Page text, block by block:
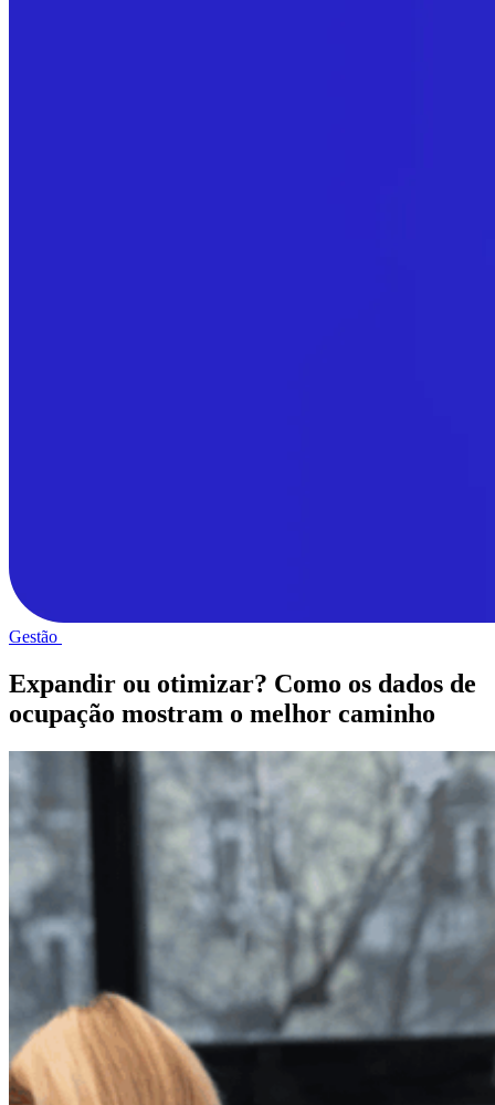
Gestão
Expandir ou otimizar? Como os dados de
ocupação mostram o melhor caminho